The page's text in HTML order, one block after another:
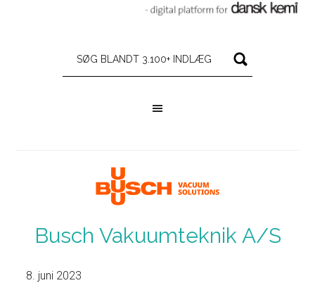
Busch Vakuumteknik A/S
8. juni 2023